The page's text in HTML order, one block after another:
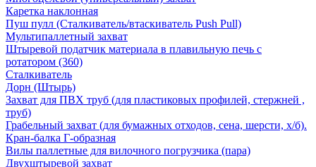
Каретка наклонная
Пуш пулл (Сталкиватель/втаскиватель Push Pull)
Мультипаллетный захват
Штыревой податчик материала в плавильную печь с
ротатором (360)
Сталкиватель
Дорн (Штырь)
Захват для ПВХ труб (для пластиковых профилей, стержней ,
труб)
Грабельный захват (для бумажных отходов, сена, шерсти, х/б).
Кран-балка Г-образная
Вилы паллетные для вилочного погрузчика (пара)
Двухштыревой захват